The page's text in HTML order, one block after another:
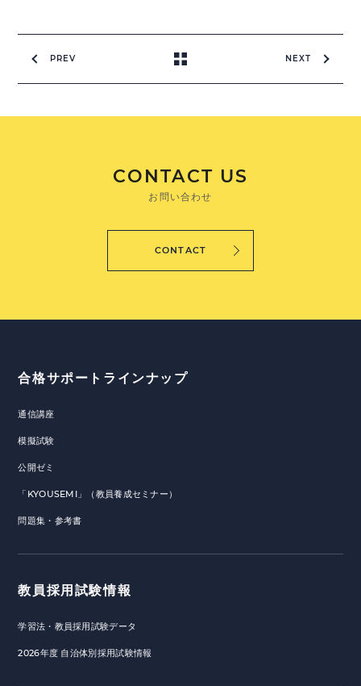
PREV NEXT
CONTACT US
お問い合わせ
CONTACT
合格サポートラインナップ
通信講座
模擬試験
公開ゼミ
「KYOUSEMI」（教員養成セミナー）
問題集・参考書
教員採用試験情報
学習法・教員採用試験データ
2026年度 自治体別採用試験情報